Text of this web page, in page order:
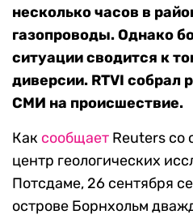
несколько часов в
газопроводы. Однако
ситуации сводится к
диверсии. RTVI
СМИ на происшествие.
Как сообщает Reuters со
центр геологических
Потсдаме, 26 сентября
острове Борнхольм